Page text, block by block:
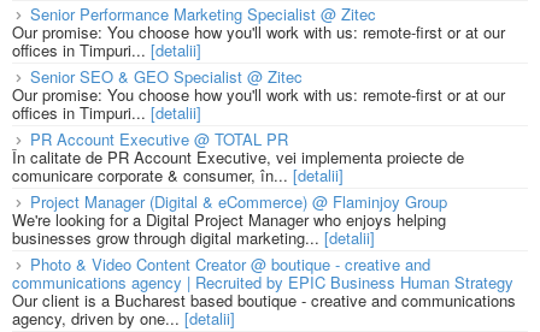
Senior Performance Marketing Specialist @ Zitec
Our promise: You choose how you'll work with us: remote-first or at our
offices in Timpuri... [detalii]
Senior SEO & GEO Specialist @ Zitec
Our promise: You choose how you'll work with us: remote-first or at our
offices in Timpuri... [detalii]
PR Account Executive @ TOTAL PR
În calitate de PR Account Executive, vei implementa proiecte de
comunicare corporate & consumer, în... [detalii]
Project Manager (Digital & eCommerce) @ Flaminjoy Group
We're looking for a Digital Project Manager who enjoys helping
businesses grow through digital marketing... [detalii]
Photo & Video Content Creator @ boutique - creative and
communications agency | Recruited by EPIC Business Human Strategy
Our client is a Bucharest based boutique - creative and communications
agency, driven by one... [detalii]